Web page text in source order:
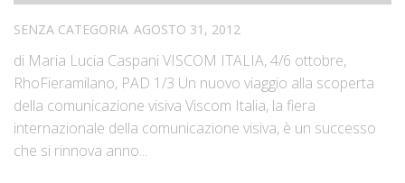
SENZA CATEGORIA AGOSTO 31, 2012
di Maria Lucia Caspani VISCOM ITALIA, 4/6 ottobre,
RhoFieramilano, PAD 1/3 Un nuovo viaggio alla scoperta
della comunicazione visiva Viscom Italia, la fiera
internazionale della comunicazione visiva, è un successo
che si rinnova anno...